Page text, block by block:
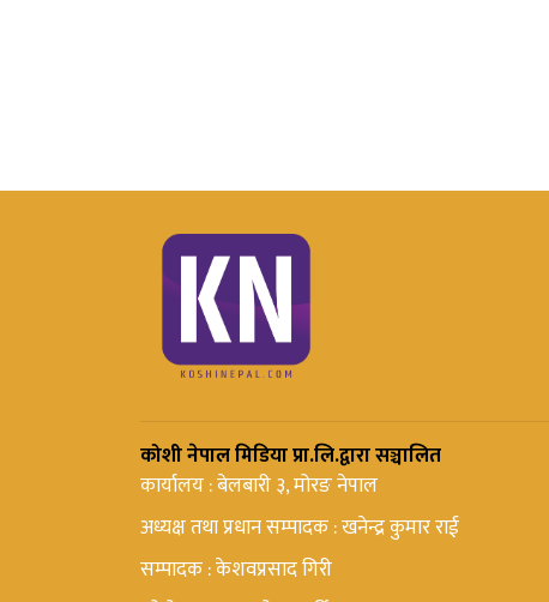
कोशी नेपाल मिडिया प्रा.लि.द्वारा सञ्चालित
कार्यालय : बेलबारी ३, मोरङ नेपाल
अध्यक्ष तथा प्रधान सम्पादक : खनेन्द्र कुमार राई
सम्पादक : केशवप्रसाद गिरी